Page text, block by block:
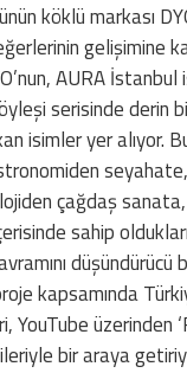
köklü markası
gelişimine
AURA İstanbul
serisinde derin
isimler yer alıyor.
çağdaş
sahip
kapsamında
YouTube üzerinden
bir araya